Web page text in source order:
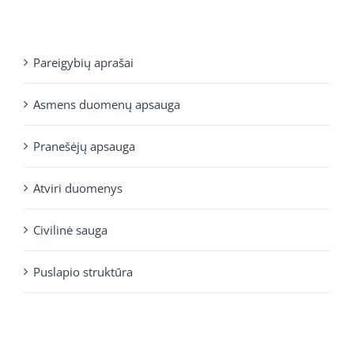
Pareigybių aprašai
Asmens duomenų apsauga
Pranešėjų apsauga
Atviri duomenys
Civilinė sauga
Puslapio struktūra